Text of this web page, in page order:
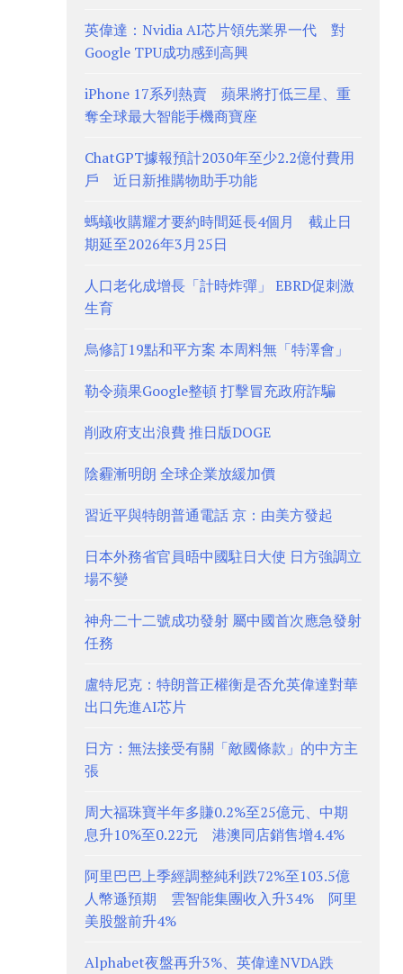
英偉達：Nvidia AI芯片領先業界一代 對
Google TPU成功感到高興
iPhone 17系列熱賣 蘋果將打低三星、重
奪全球最大智能手機商寶座
ChatGPT據報預計2030年至少2.2億付費用
戶 近日新推購物助手功能
螞蟻收購耀才要約時間延長4個月 截止日
期延至2026年3月25日
人口老化成增長「計時炸彈」 EBRD促刺激
生育
烏修訂19點和平方案 本周料無「特澤會」
勒令蘋果Google整頓 打擊冒充政府詐騙
削政府支出浪費 推日版DOGE
陰霾漸明朗 全球企業放緩加價
習近平與特朗普通電話 京：由美方發起
日本外務省官員晤中國駐日大使 日方強調立
場不變
神舟二十二號成功發射 屬中國首次應急發射
任務
盧特尼克：特朗普正權衡是否允英偉達對華
出口先進AI芯片
日方：無法接受有關「敵國條款」的中方主
張
周大福珠寶半年多賺0.2%至25億元、中期
息升10%至0.22元 港澳同店銷售增4.4%
阿里巴巴上季經調整純利跌72%至103.5億
人幣遜預期 雲智能集團收入升34% 阿里
美股盤前升4%
Alphabet夜盤再升3%、英偉達NVDA跌